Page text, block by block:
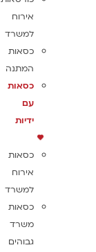
אירוח
למשרד
כסאות
המתנה
כסאות
עם
ידיות
כסאות
אירוח
למשרד
כסאות
משרד
גבוהים